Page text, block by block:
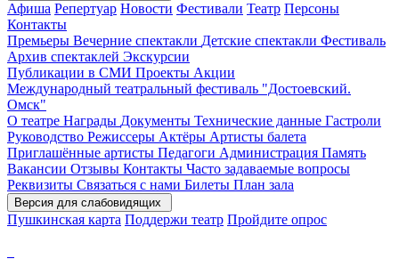
Афиша Репертуар Новости Фестивали Театр Персоны
Контакты
Премьеры Вечерние спектакли Детские спектакли Фестиваль
Архив спектаклей Экскурсии
Публикации в СМИ Проекты Акции
Международный театральный фестиваль "Достоевский.
Омск"
О театре Награды Документы Технические данные Гастроли
Руководство Режиссеры Актёры Артисты балета
Приглашённые артисты Педагоги Администрация Память
Вакансии Отзывы Контакты Часто задаваемые вопросы
Реквизиты Связаться с нами Билеты План зала
Версия для слабовидящих
Пушкинская карта Поддержи театр Пройдите опрос